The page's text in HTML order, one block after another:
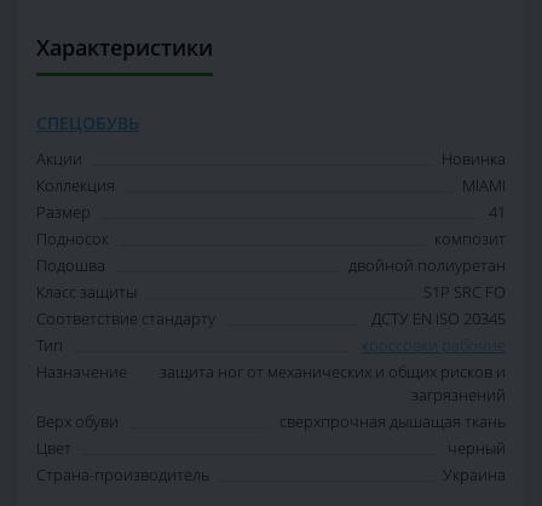
Характеристики
СПЕЦОБУВЬ
Акции
Новинка
Коллекция
MIAMI
Размер
41
Подносок
композит
Подошва
двойной полиуретан
Класс защиты
S1P SRC FO
Соответствие стандарту
ДСТУ EN ISO 20345
Тип
кроссовки рабочие
Назначение
защита ног от механических и общих рисков и
загрязнений
Верх обуви
сверхпрочная дышащая ткань
Цвет
черный
Страна-производитель
Украина